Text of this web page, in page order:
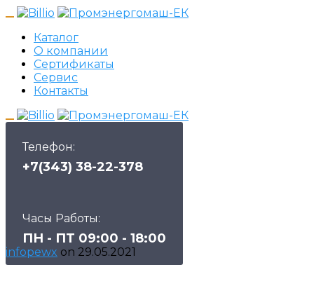
Каталог
О компании
Сертификаты
Сервис
Контакты
Телефон:
+7(343) 38-22-378
Часы Работы:
ПН - ПТ 09:00 - 18:00
infopewx on 29.05.2021